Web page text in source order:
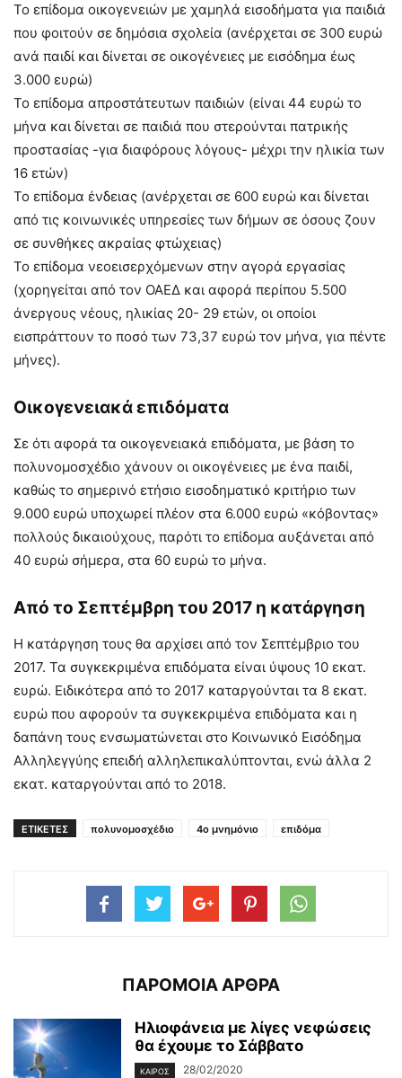
Το επίδομα οικογενειών με χαμηλά εισοδήματα για παιδιά
που φοιτούν σε δημόσια σχολεία (ανέρχεται σε 300 ευρώ
ανά παιδί και δίνεται σε οικογένειες με εισόδημα έως
3.000 ευρώ)
Το επίδομα απροστάτευτων παιδιών (είναι 44 ευρώ το
μήνα και δίνεται σε παιδιά που στερούνται πατρικής
προστασίας -για διαφόρους λόγους- μέχρι την ηλικία των
16 ετών)
Το επίδομα ένδειας (ανέρχεται σε 600 ευρώ και δίνεται
από τις κοινωνικές υπηρεσίες των δήμων σε όσους ζουν
σε συνθήκες ακραίας φτώχειας)
Το επίδομα νεοεισερχόμενων στην αγορά εργασίας
(χορηγείται από τον ΟΑΕΔ και αφορά περίπου 5.500
άνεργους νέους, ηλικίας 20- 29 ετών, οι οποίοι
εισπράττουν το ποσό των 73,37 ευρώ τον μήνα, για πέντε
μήνες).
Οικογενειακά επιδόματα
Σε ότι αφορά τα οικογενειακά επιδόματα, με βάση το
πολυνομοσχέδιο χάνουν οι οικογένειες με ένα παιδί,
καθώς το σημερινό ετήσιο εισοδηματικό κριτήριο των
9.000 ευρώ υποχωρεί πλέον στα 6.000 ευρώ «κόβοντας»
πολλούς δικαιούχους, παρότι το επίδομα αυξάνεται από
40 ευρώ σήμερα, στα 60 ευρώ το μήνα.
Από το Σεπτέμβρη του 2017 η κατάργηση
Η κατάργηση τους θα αρχίσει από τον Σεπτέμβριο του
2017. Τα συγκεκριμένα επιδόματα είναι ύψους 10 εκατ.
ευρώ. Ειδικότερα από το 2017 καταργούνται τα 8 εκατ.
ευρώ που αφορούν τα συγκεκριμένα επιδόματα και η
δαπάνη τους ενσωματώνεται στο Κοινωνικό Εισόδημα
Αλληλεγγύης επειδή αλληλεπικαλύπτονται, ενώ άλλα 2
εκατ. καταργούνται από το 2018.
ΕΤΙΚΕΤΕΣ πολυνομοσχέδιο 4ο μνημόνιο επιδόμα
ΠΑΡΟΜΟΙΑ ΑΡΘΡΑ
Ηλιοφάνεια με λίγες νεφώσεις
θα έχουμε το Σάββατο
ΚΑΙΡΌΣ 28/02/2020